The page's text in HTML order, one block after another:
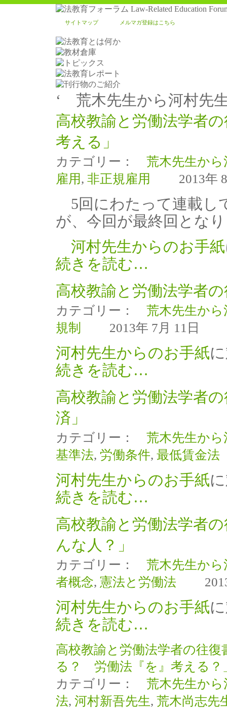
サイトマップ メルマガ登録はこちら
‘ 荒木先生から河村先
高校教諭と労働法学者
考える」
カテゴリー：
荒木先生から
雇用, 非正規雇用 2013年 8
5回にわたって連載し
が、今回が最終回とな
河村先生からのお手紙
続きを読む…
高校教諭と労働法学者
カテゴリー：
荒木先生から
規制
2013年 7月 11日
河村先生からのお手紙
続きを読む…
高校教諭と労働法学者
済」
カテゴリー：
荒木先生から
基準法, 労働条件, 最低賃金法
河村先生からのお手紙
続きを読む…
高校教諭と労働法学者
んな人？」
カテゴリー：
荒木先生から
者概念, 憲法と労働法 2013
河村先生からのお手紙
続きを読む…
高校教諭と労働法学者の往
る？ 労働法『を』考える？
カテゴリー：
荒木先生から
法, 河村新吾先生, 荒木尚志先